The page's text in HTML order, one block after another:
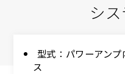
シ
型式：パワーアン
ス